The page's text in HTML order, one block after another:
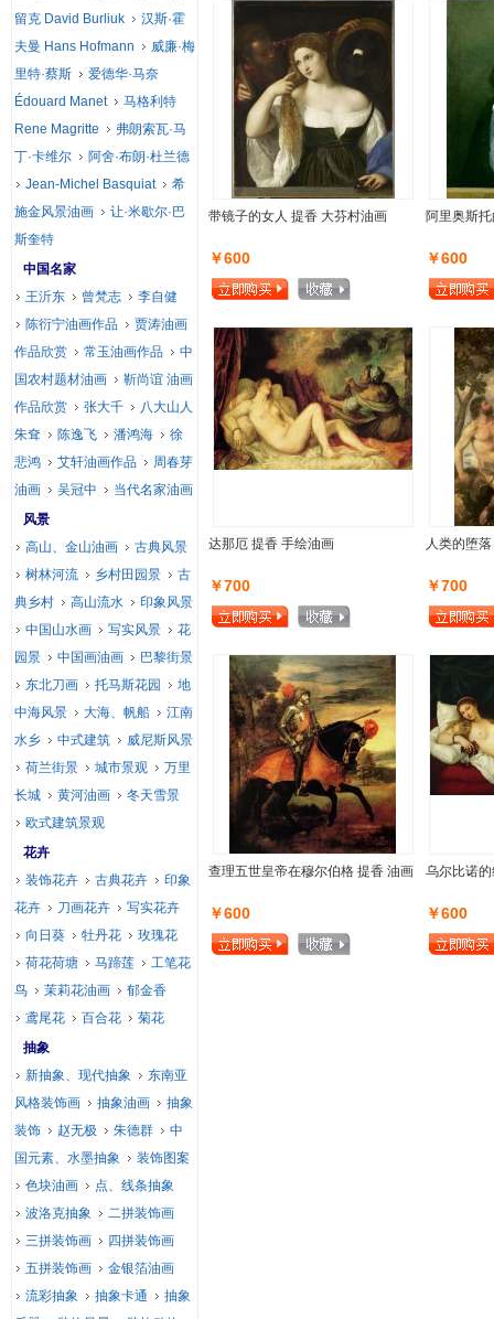
带镜子的女人 提香 大芬村油画
￥600
阿里奥斯
￥600
达那厄 提香 手绘油画
￥700
人类的堕
￥700
查理五世皇帝在穆尔伯格 提香 油画
￥600
乌尔比诺
￥600
留克 David Burliuk
汉斯·霍
夫曼 Hans Hofmann
威廉·梅
里特·蔡斯
爱德华·马奈
Édouard Manet
马格利特
Rene Magritte
弗朗索瓦·马
丁·卡维尔
阿舍·布朗·杜兰德
Jean-Michel Basquiat
希
施金风景油画
让·米歇尔·巴
斯奎特
中国名家
王沂东
曾梵志
李自健
陈衍宁油画作品
贾涛油画
作品欣赏
常玉油画作品
中
国农村题材油画
靳尚谊 油画
作品欣赏
张大千
八大山人
朱耷
陈逸飞 潘鸿海
徐
悲鸿
艾轩油画作品
周春芽
油画
吴冠中
当代名家油画
风景
高山、金山油画
古典风景
树林河流
乡村田园景
古
典乡村
高山流水
印象风景
中国山水画
写实风景
花
园景
中国画油画
巴黎街景
东北刀画
托马斯花园
地
中海风景
大海、帆船
江南
水乡
中式建筑
威尼斯风景
荷兰街景
城市景观
万里
长城
黄河油画
冬天雪景
欧式建筑景观
花卉
装饰花卉
古典花卉
印象
花卉
刀画花卉
写实花卉
向日葵
牡丹花
玫瑰花
荷花荷塘
马蹄莲
工笔花
鸟
茉莉花油画
郁金香
鸢尾花
百合花
菊花
抽象
新抽象、现代抽象
东南亚
风格装饰画
抽象油画
抽象
装饰
赵无极 朱德群
中
国元素、水墨抽象
装饰图案
色块油画
点、线条抽象
波洛克抽象
二拼装饰画
三拼装饰画
四拼装饰画
五拼装饰画
金银箔油画
流彩抽象
抽象卡通
抽象